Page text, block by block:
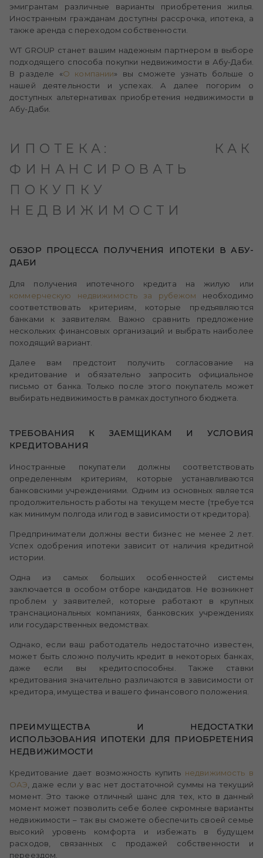
эмигрантам различные варианты приобретения жилья.
Иностранным гражданам доступны рассрочка, ипотека, а
также аренда с переходом собственности.
WT GROUP станет вашим надежным партнером в выборе
подходящего способа покупки недвижимости в Абу-Даби.
В разделе «О компании» вы сможете узнать больше о
нашей деятельности и успехах. А далее погорим о
доступных альтернативах приобретения недвижимости в
Абу-Даби.
ИПОТЕКА: КАК
ФИНАНСИРОВАТЬ
ПОКУПКУ
НЕДВИЖИМОСТИ
ОБЗОР ПРОЦЕССА ПОЛУЧЕНИЯ ИПОТЕКИ В АБУ-
ДАБИ
Для получения ипотечного кредита на жилую или
коммерческую недвижимость за рубежом необходимо
соответствовать критериям, которые предъявляются
банками к заявителям. Важно сравнить предложение
нескольких финансовых организаций и выбрать наиболее
походящий вариант.
Далее вам предстоит получить согласование на
кредитование и обязательно запросить официальное
письмо от банка. Только после этого покупатель может
выбирать недвижимость в рамках доступного бюджета.
ТРЕБОВАНИЯ К ЗАЕМЩИКАМ И УСЛОВИЯ
КРЕДИТОВАНИЯ
Иностранные покупатели должны соответствовать
определенным критериям, которые устанавливаются
банковскими учреждениями. Одним из основных является
продолжительность работы на текущем месте (требуется
как минимум полгода или год в зависимости от кредитора).
Предприниматели должны вести бизнес не менее 2 лет.
Успех одобрения ипотеки зависит от наличия кредитной
истории.
Одна из самых больших особенностей системы
заключается в особом отборе кандидатов. Не возникнет
проблем у заявителей, которые работают в крупных
транснациональных компаниях, банковских учреждениях
или государственных ведомствах.
Однако, если ваш работодатель недостаточно известен,
может быть сложно получить кредит в некоторых банках,
даже если вы кредитоспособны. Также ставки
кредитования значительно различаются в зависимости от
кредитора, имущества и вашего финансового положения.
ПРЕИМУЩЕСТВА И НЕДОСТАТКИ
ИСПОЛЬЗОВАНИЯ ИПОТЕКИ ДЛЯ ПРИОБРЕТЕНИЯ
НЕДВИЖИМОСТИ
Кредитование дает возможность купить недвижимость в
ОАЭ , даже если у вас нет достаточной суммы на текущий
момент. Это также отличный шанс для тех, кто в данный
момент может позволить себе более скромные варианты
недвижимости – так вы сможете обеспечить своей семье
высокий уровень комфорта и избежать в будущем
расходов, связанных с продажей собственности и
переездом.